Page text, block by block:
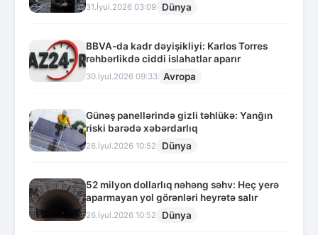
31.İyul.2026 03:09 Dünya
BBVA-da kadr dəyişikliyi: Karlos Torres
rəhbərlikdə ciddi islahatlar aparır
30.İyul.2026 09:33 Avropa
Günəş panellərində gizli təhlükə: Yanğın
riski barədə xəbərdarlıq
26.İyul.2026 10:52 Dünya
52 milyon dollarlıq nəhəng səhv: Heç yerə
aparmayan yol görənləri heyrətə salır
26.İyul.2026 10:52 Dünya